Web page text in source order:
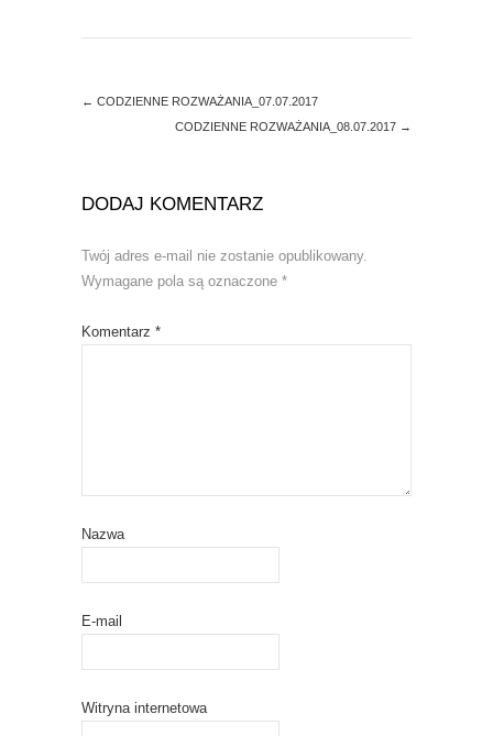
w
o
w
w
d
o
w
← CODZIENNE ROZWAŻANIA_07.07.2017
CODZIENNE ROZWAŻANIA_08.07.2017 →
DODAJ KOMENTARZ
Twój adres e-mail nie zostanie opublikowany.
Wymagane pola są oznaczone *
Komentarz *
Nazwa
E-mail
Witryna internetowa